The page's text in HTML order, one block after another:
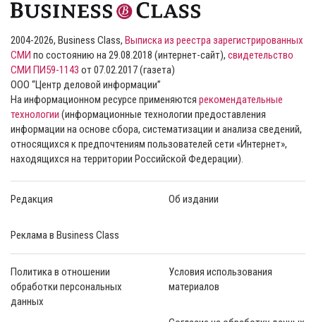
2004-2026, Business Class, Выписка из реестра зарегистрированных
СМИ по состоянию на 29.08.2018 (интернет-сайт), свидетельство
СМИ ПИ59-1143 от 07.02.2017 (газета)
ООО “Центр деловой информации”
На информационном ресурсе применяются рекомендательные
технологии (информационные технологии предоставления
информации на основе сбора, систематизации и анализа сведений,
относящихся к предпочтениям пользователей сети «Интернет»,
находящихся на территории Российской Федерации).
Редакция Об издании
Реклама в Business Class
Политика в отношении
обработки персональных
данных
Условия использования
материалов